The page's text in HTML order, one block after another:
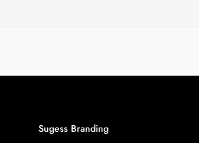
Sugess Branding